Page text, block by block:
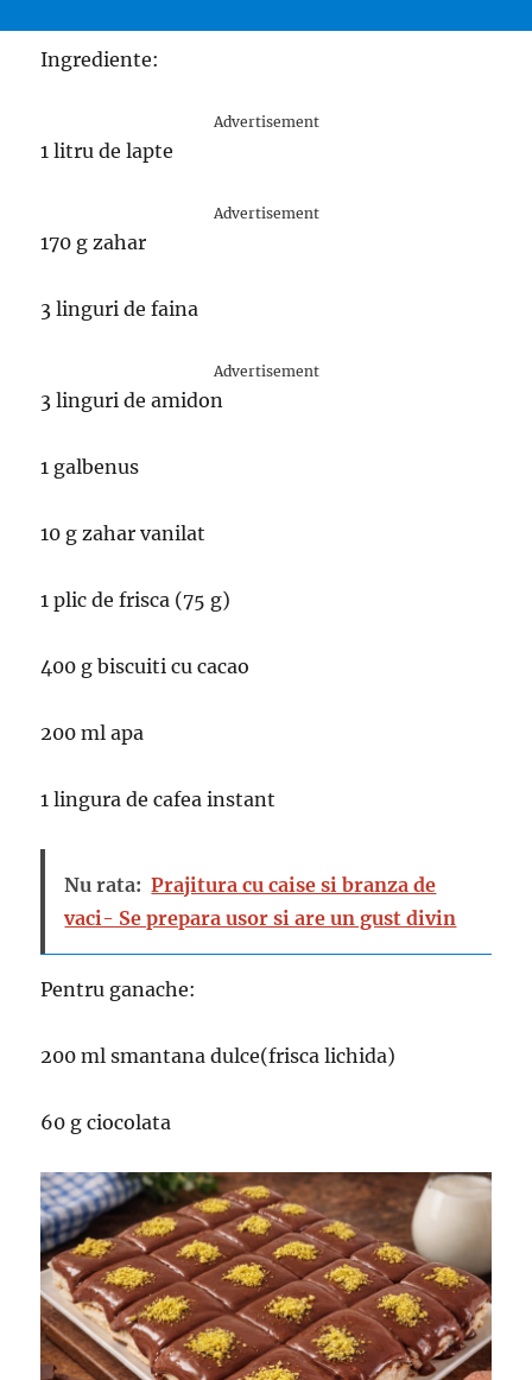
Ingrediente:
Advertisement
1 litru de lapte
Advertisement
170 g zahar
3 linguri de faina
Advertisement
3 linguri de amidon
1 galbenus
10 g zahar vanilat
1 plic de frisca (75 g)
400 g biscuiti cu cacao
200 ml apa
1 lingura de cafea instant
Nu rata: Prajitura cu caise si branza de
vaci- Se prepara usor si are un gust divin
Pentru ganache:
200 ml smantana dulce(frisca lichida)
60 g ciocolata